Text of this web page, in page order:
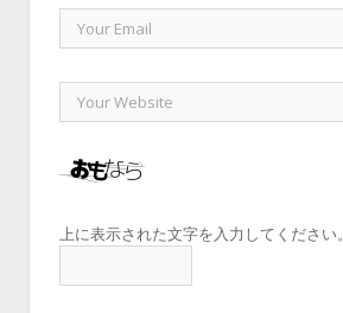
上に表示された文字を入力してください。